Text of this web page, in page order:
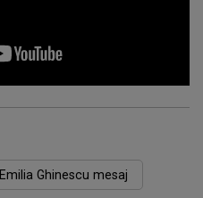
Emilia Ghinescu mesaj